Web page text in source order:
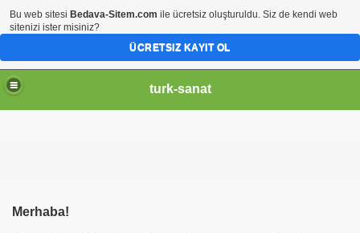
turk-sanat
Merhaba!
Bu web sitesi Bedava-Sitem.com ile ücretsiz oluşturuldu. Siz de kendi web
sitenizi ister misiniz?
ÜCRETSIZ KAYIT OL